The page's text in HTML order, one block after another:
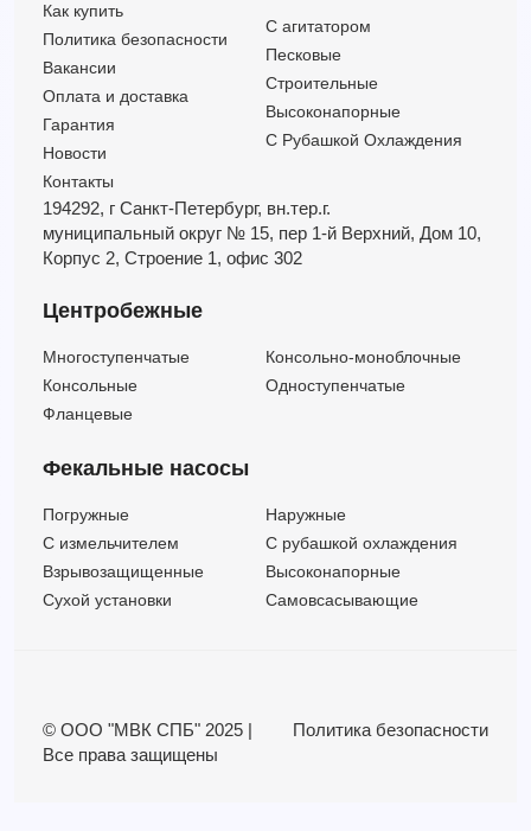
Как купить
Политика безопасности
Вакансии
Оплата и доставка
Гарантия
Новости
Контакты
C агитатором
Песковые
Строительные
Высоконапорные
С Рубашкой Охлаждения
194292, г Санкт-Петербург, вн.тер.г.
муниципальный округ № 15, пер 1-й Верхний, Дом 10,
Корпус 2, Строение 1, офис 302
Центробежные
Многоступенчатые
Консольно-моноблочные
Консольные
Одноступенчатые
Фланцевые
Фекальные насосы
Погружные
Наружные
C измельчителем
С рубашкой охлаждения
Взрывозащищенные
Высоконапорные
Сухой установки
Самовсасывающие
© ООО "МВК СПБ" 2025 |
Все права защищены
Политика безопасности